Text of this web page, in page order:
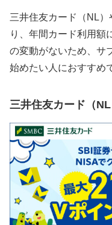
三井住友カード（NL
り、年間カード利用額
の変動がないため、サ
始めたい人におすすめ
三井住友カード（NL